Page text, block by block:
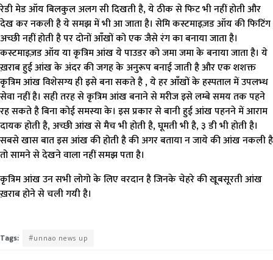
रेडी मेड ऑय बिलकुल अलग सी दिखती है, ये ठीक से फिट भी नहीं होती और
देख कर नकली है ये समझ में भी आ जाता है। सेमि कस्टमाइज़ड ऑय की फिटिंग
अच्छी नहीं होती है पर दोनों आँखों को एक जैसे रंग का बनाया जाता है।
कस्टमाइज़ड ऑय या कृत्रिम आंख ये पाउडर को जमा जमा के बनाया जाता है। ये
ख़राब हुई आंख के अंदर की जगह के अनुरूप बनाई जाती है और एक शशक्त
कृत्रिम आंख विशेसग्य ही इसे बना सकते है , ये हर आँखों के हस्पताल में उपलभ्ध
सेवा नहीं है। सही तरह से कृत्रिम आंख बनाने से मरीज इसे लम्बे समय तक पहने
रह सकते है बिना कोई समस्या के। इस प्रकार से बानी हुई आंख पहनने में आराम
दायक होती है, अच्छी आंख से मैच भी होती है, घूमती भी है, ३ डी भी होती है।
सबसे खास बात इस आंख की होती है की अगर बताया न जाये की आंख नकली है
तो सामने से देखने वाला नहीं समझ पता है।
कृत्रिम आंख उन सभी लोगो के लिए वरदान है जिनके चेहरे की खूबसूरती आंख
ख़राब होने से चली गयी है।
Tags: #unnao news up